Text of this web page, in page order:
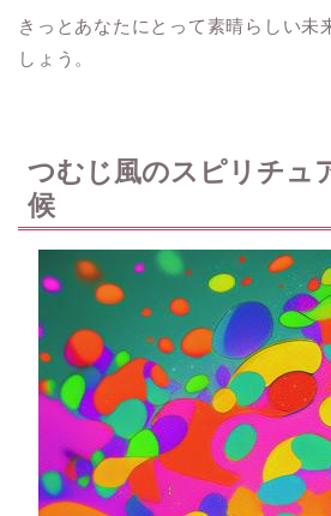
きっとあなたにとって素晴らしい未
しょう。
つむじ風のスピリチュ
候